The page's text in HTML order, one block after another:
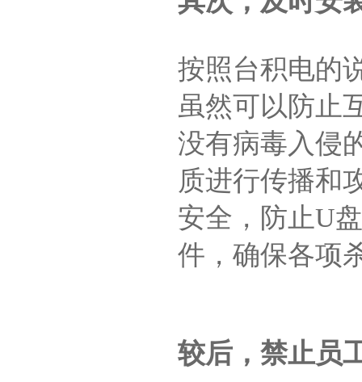
按照台积电的
虽然可以防止
没有病毒入侵
质进行传播和
安全，防止U
件，确保各项
较后，禁止员